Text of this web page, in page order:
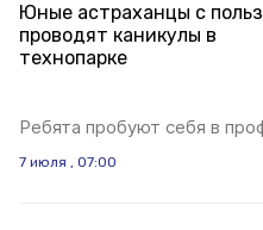
Юные астраханцы с
проводят каникулы в
технопарке
Ребята пробуют себя в
7 июля , 07:00